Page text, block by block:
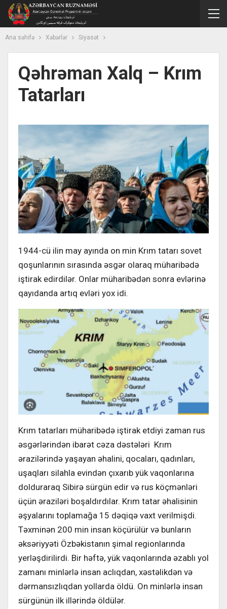
Ana səhifə Xəbərlər Siyasət
Qəhrəman Xalq – Krım
Tatarları
1944-cü ilin may ayında on min Krım tatarı sovet
qoşunlarının sırasında əsgər olaraq müharibədə
iştirak edirdilər. Onlar müharibədən sonra evlərinə
qayıdanda artıq evləri yox idi.
Krım tatarları müharibədə iştirak etdiyi zaman rus
əsgərlərindən ibarət cəza dəstələri Krım
ərazilərində yaşayan əhalini, qocaları, qadınları,
uşaqları silahla evindən çıxarıb yük vaqonlarına
dolduraraq Sibirə sürgün edir və rus köçmənləri
üçün əraziləri boşaldırdılar. Krım tatar əhalisinin
əşyalarını toplamağa 15 dəqiqə vaxt verilmişdi.
Təxminən 200 min insan köçürülür və bunların
əksəriyyəti Özbəkistanın şimal regionlarında
yerləşdirilirdi. Bir həftə, yük vaqonlarında əzablı yol
zamanı minlərlə insan aclıqdan, xəstəlikdən və
dərmansızlıqdan yollarda öldü. On minlərlə insan
sürgünün ilk illərində öldülər.